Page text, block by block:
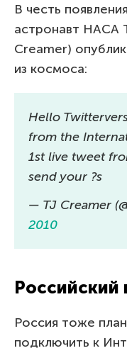
В честь
астронавт НАСА
Creamer)
из космоса:
Hello
from the
1st live tweet
send your ?s
— TJ Creamer
2010
Российский
Россия тоже
подключить к